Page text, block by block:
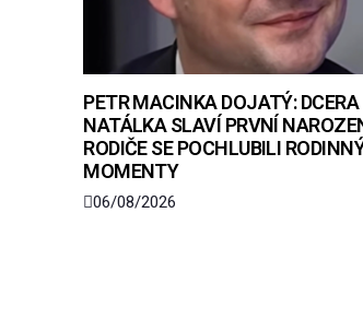
PETR MACINKA DOJATÝ: DCERA
NATÁLKA SLAVÍ PRVNÍ
RODIČE SE POCHLUBILI
MOMENTY
06/08/2026